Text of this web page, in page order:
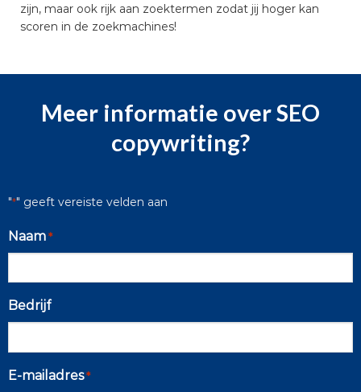
zijn, maar ook rijk aan zoektermen zodat jij hoger kan
scoren in de zoekmachines!
Meer informatie over SEO
copywriting?
"*" geeft vereiste velden aan
Naam *
Bedrijf
E-mailadres *